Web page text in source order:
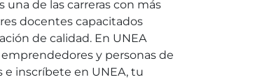
una de las carreras con más
docentes capacitados
de calidad. En UNEA
y personas de
e inscríbete en UNEA, tu